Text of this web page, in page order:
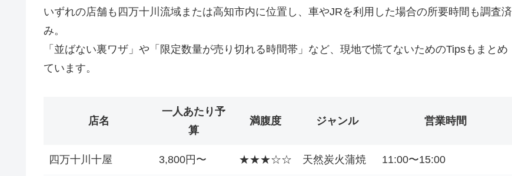
いずれの店舗も四万十川流域または高知市内に位置し、車やJRを利用した場合の所要時間も調査済
み。
「並ばない裏ワザ」や「限定数量が売り切れる時間帯」など、現地で慌てないためのTipsもまとめ
ています。
店名
一人あたり予
算
満腹度 ジャンル 営業時間
四万十川十屋 3,800円〜 ★★★☆☆ 天然炭火蒲焼 11:00〜15:00